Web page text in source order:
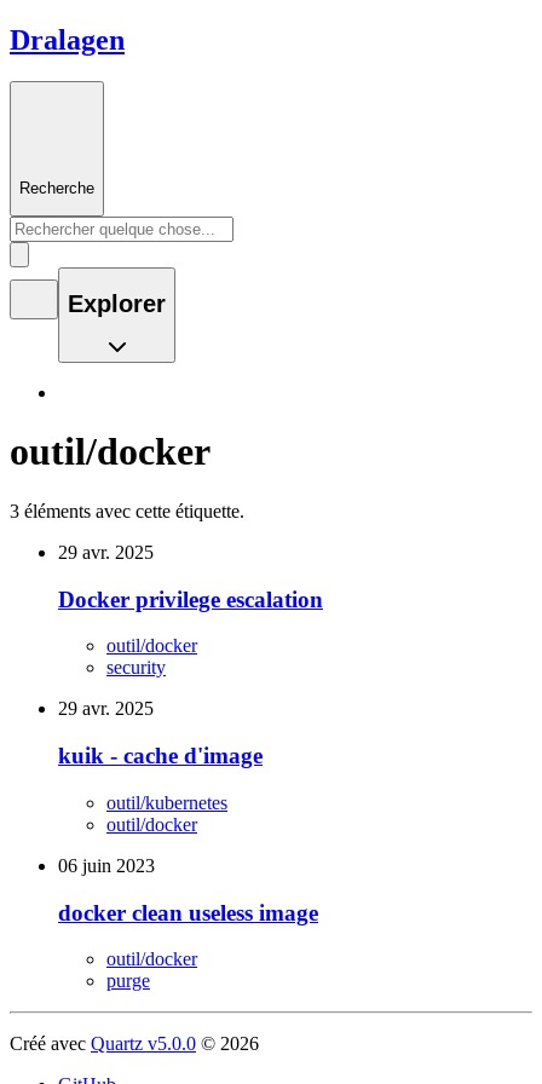
Dralagen
Recherche
Explorer
outil/docker
3 éléments avec cette étiquette.
29 avr. 2025
Docker privilege escalation
outil/docker
security
29 avr. 2025
kuik - cache d'image
outil/kubernetes
outil/docker
06 juin 2023
docker clean useless image
outil/docker
purge
Créé avec Quartz v5.0.0 © 2026